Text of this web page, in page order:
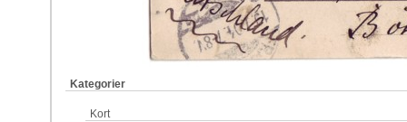
Kategorier
Kort